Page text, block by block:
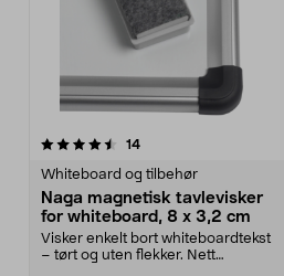
14anmeldelser
Whiteboard og tilbehør
Naga magnetisk tavlevisker
for whiteboard, 8 x 3,2 cm
Visker enkelt bort whiteboardtekst
– tørt og uten flekker. Nett
4.5 av 5 stjerner